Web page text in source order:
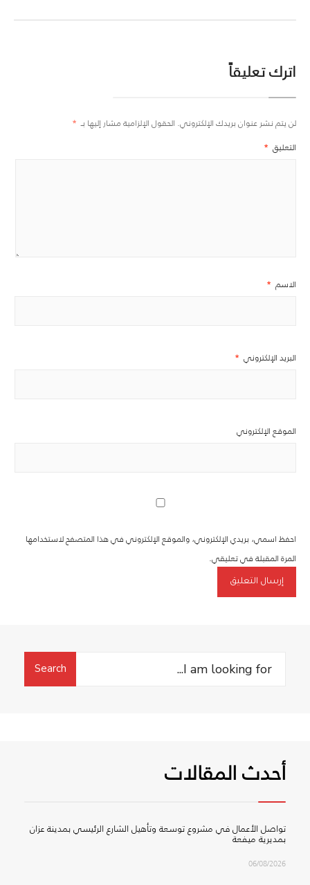
اترك تعليقاً
لن يتم نشر عنوان بريدك الإلكتروني. الحقول الإلزامية مشار إليها بـ *
التعليق *
الاسم *
البريد الإلكتروني *
الموقع الإلكتروني
احفظ اسمي، بريدي الإلكتروني، والموقع الإلكتروني في هذا المتصفح لاستخدامها
المرة المقبلة في تعليقي.
Search
Search
أحدث المقالات
تواصل الأعمال في مشروع توسعة وتأهيل الشارع الرئيسي بمدينة عزان
بمديرية ميفعة
06/08/2026